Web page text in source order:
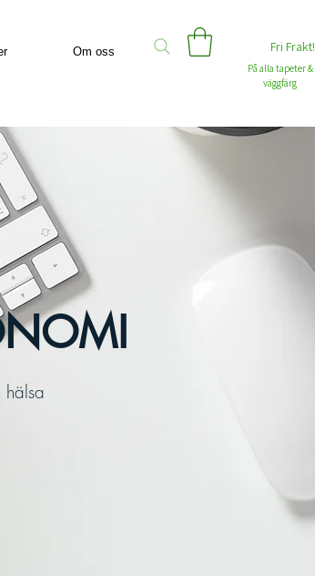
Om oss Fri Frakt!
På alla tapeter &
väggfärg